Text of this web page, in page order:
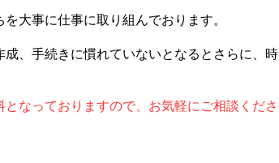
大事に仕事に取り組んでおります。
、手続きに慣れていないとなるとさらに、時
なっておりますので、お気軽にご相談くださ